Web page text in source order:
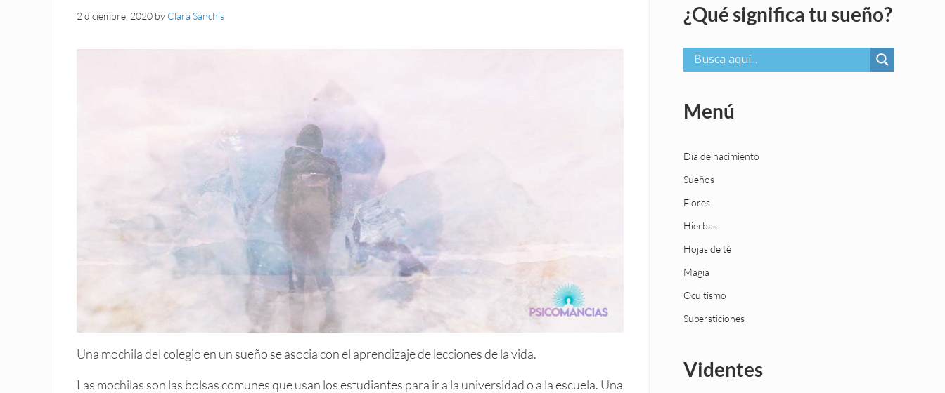
2 diciembre, 2020 by Clara Sanchís
Una mochila del colegio en un sueño se asocia con el aprendizaje de lecciones de la vida.
Las mochilas son las bolsas comunes que usan los estudiantes para ir a la universidad o a la escuela. Una
¿Qué significa tu sueño?
Menú
Día de nacimiento
Sueños
Flores
Hierbas
Hojas de té
Magia
Ocultismo
Supersticiones
Videntes